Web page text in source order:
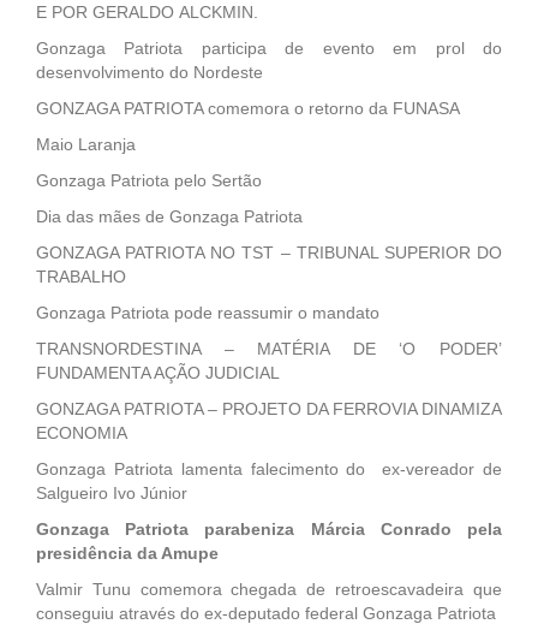
E POR GERALDO ALCKMIN.
Gonzaga Patriota participa de evento em prol do
desenvolvimento do Nordeste
GONZAGA PATRIOTA comemora o retorno da FUNASA
Maio Laranja
Gonzaga Patriota pelo Sertão
Dia das mães de Gonzaga Patriota
GONZAGA PATRIOTA NO TST – TRIBUNAL SUPERIOR DO
TRABALHO
Gonzaga Patriota pode reassumir o mandato
TRANSNORDESTINA – MATÉRIA DE ‘O PODER’
FUNDAMENTA AÇÃO JUDICIAL
GONZAGA PATRIOTA – PROJETO DA FERROVIA DINAMIZA
ECONOMIA
Gonzaga Patriota lamenta falecimento do ex-vereador de
Salgueiro Ivo Júnior
Gonzaga Patriota parabeniza Márcia Conrado pela
presidência da Amupe
Valmir Tunu comemora chegada de retroescavadeira que
conseguiu através do ex-deputado federal Gonzaga Patriota